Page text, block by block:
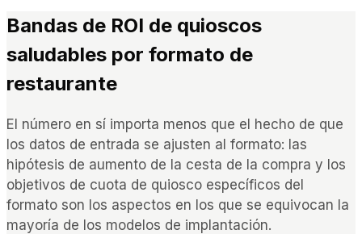
Bandas de ROI de quioscos
saludables por formato de
restaurante
El número en sí importa menos que el hecho de que
los datos de entrada se ajusten al formato: las
hipótesis de aumento de la cesta de la compra y los
objetivos de cuota de quiosco específicos del
formato son los aspectos en los que se equivocan la
mayoría de los modelos de implantación.